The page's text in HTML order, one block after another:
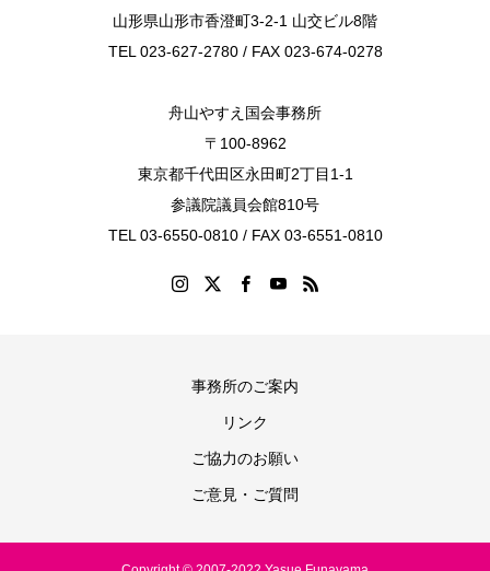
山形県山形市香澄町3-2-1 山交ビル8階
TEL 023-627-2780 / FAX 023-674-0278
舟山やすえ国会事務所
〒100-8962
東京都千代田区永田町2丁目1-1
参議院議員会館810号
TEL 03-6550-0810 / FAX 03-6551-0810
事務所のご案内
リンク
ご協力のお願い
ご意見・ご質問